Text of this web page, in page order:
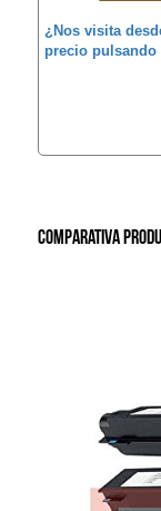
¿Nos visita
precio pulsando
Comparativa